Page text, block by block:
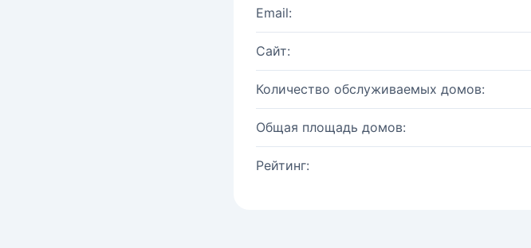
Email:
Сайт:
Количество обслуживаемых домов:
Общая площадь домов:
Рейтинг: